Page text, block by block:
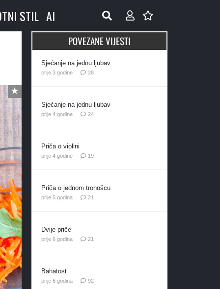
STIL AI
POVEZANE VIJESTI
Sjećanje na jednu ljubav
prije 3 godine 28komentara
Sjećanje na jednu ljubav
prije 4 godine 24komentara
Priča o violini
prije 4 godine 19komentara
Priča o jednom tronošcu
prije 5 godina 21
Dvije priče
prije 6 godina 21
Bahatost
prije 6 godina 92komentara